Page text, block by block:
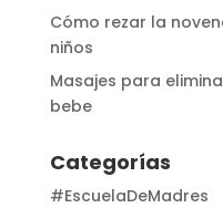
Cómo rezar la
niños
Masajes para
bebe
Categorías
#EscuelaDeMadres